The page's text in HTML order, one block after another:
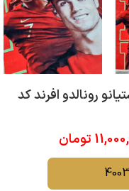
كريستيانو رونالدو افرند کد
تومان